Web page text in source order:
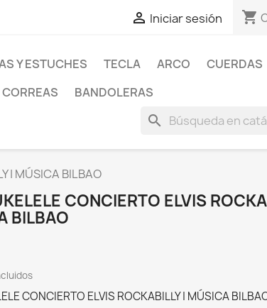
 Iniciar sesión shopping_cart
Y ESTUCHES TECLA ARCO CUERDAS
CORREAS BANDOLERAS
search
| MÚSICA BILBAO
CONCIERTO ELVIS
BILBAO
CONCIERTO ELVIS ROCKABILLY | MÚSICA